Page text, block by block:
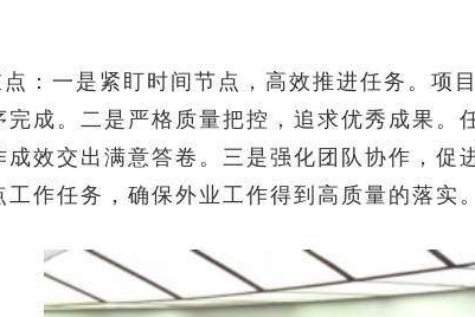
：一是紧盯时间节点，高效推进任务。
成。二是严格质量把控，追求优秀成果
效交出满意答卷。三是强化团队协作，
作任务，确保外业工作得到高质量的落实。